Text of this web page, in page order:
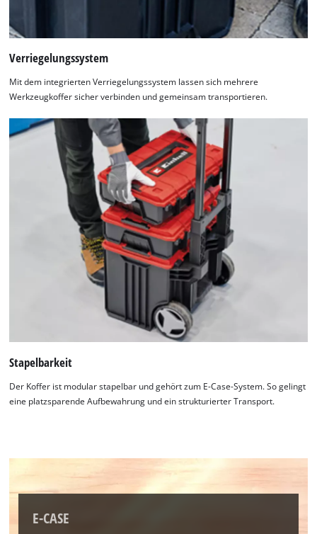
Verriegelungssystem
Mit dem integrierten Verriegelungssystem lassen sich mehrere
Werkzeugkoffer sicher verbinden und gemeinsam transportieren.
Stapelbarkeit
Der Koffer ist modular stapelbar und gehört zum E-Case-System. So gelingt
eine platzsparende Aufbewahrung und ein strukturierter Transport.
E-CASE